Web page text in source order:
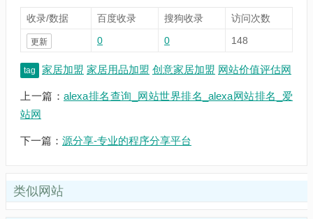
收录/数据 百度收录 搜狗收录 访问次数
更新 0 0 148
tag 家居加盟 家居用品加盟 创意家居加盟 网站价值评估网
上一篇： alexa排名查询_网站世界排名_alexa网站排名_爱
站网
下一篇： 源分享-专业的程序分享平台
类似网站